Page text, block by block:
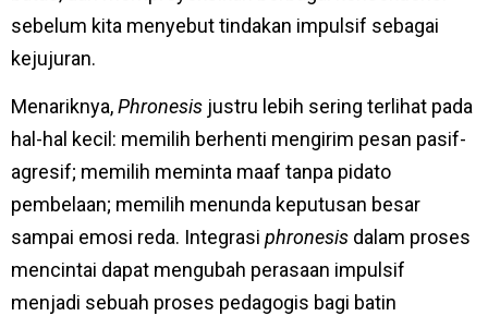
sebelum kita menyebut tindakan impulsif sebagai
kejujuran.
Menariknya,Phronesis justru lebih sering terlihat pada
hal-hal kecil: memilih berhenti mengirim pesan pasif-
agresif; memilih meminta maaf tanpa pidato
pembelaan; memilih menunda keputusan besar
sampai emosi reda. Integrasi phronesis dalam proses
mencintai dapat mengubah perasaan impulsif
menjadi sebuah proses pedagogis bagi batin